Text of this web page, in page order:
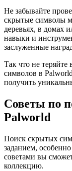
Не забывайте
скрытые символы
деревьях, в домах
навыки и
заслуженные
Так что не
символов в
получить
Советы по
Palworld
Поиск скрытых
заданием,
советами вы
коллекцию.